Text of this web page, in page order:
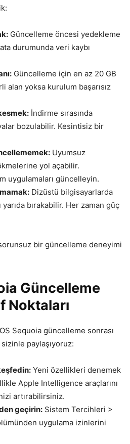
Güncelleme öncesi yedekleme
durumunda veri kaybı
Güncelleme için en az 20 GB
alan yoksa kurulum başarısız
İndirme sırasında
bozulabilir. Kesintisiz bir
Uyumsuz
yol açabilir.
uygulamaları güncelleyin.
Dizüstü bilgisayarlarda
bırakabilir. Her zaman güç
bir güncelleme deneyimi
Güncelleme
Noktaları
Sequoia güncelleme sonrası
sizinle paylaşıyoruz:
Yeni özellikleri denemek
Apple Intelligence araçlarını
artırabilirsiniz.
geçirin: Sistem Tercihleri >
uygulama izinlerini